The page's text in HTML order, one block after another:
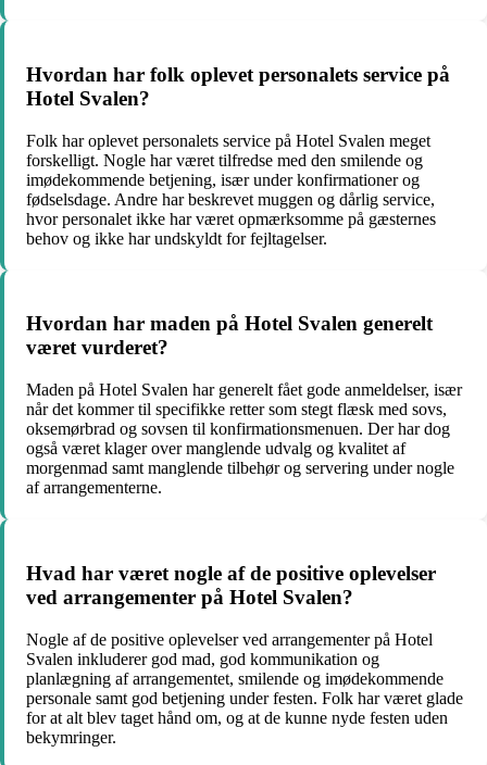
Hvordan har folk oplevet personalets service på
Hotel Svalen?
Folk har oplevet personalets service på Hotel Svalen meget
forskelligt. Nogle har været tilfredse med den smilende og
imødekommende betjening, især under konfirmationer og
fødselsdage. Andre har beskrevet muggen og dårlig service,
hvor personalet ikke har været opmærksomme på gæsternes
behov og ikke har undskyldt for fejltagelser.
Hvordan har maden på Hotel Svalen generelt
været vurderet?
Maden på Hotel Svalen har generelt fået gode anmeldelser, især
når det kommer til specifikke retter som stegt flæsk med sovs,
oksemørbrad og sovsen til konfirmationsmenuen. Der har dog
også været klager over manglende udvalg og kvalitet af
morgenmad samt manglende tilbehør og servering under nogle
af arrangementerne.
Hvad har været nogle af de positive oplevelser
ved arrangementer på Hotel Svalen?
Nogle af de positive oplevelser ved arrangementer på Hotel
Svalen inkluderer god mad, god kommunikation og
planlægning af arrangementet, smilende og imødekommende
personale samt god betjening under festen. Folk har været glade
for at alt blev taget hånd om, og at de kunne nyde festen uden
bekymringer.